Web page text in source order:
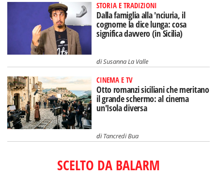
STORIA E TRADIZIONI
Dalla famiglia alla 'nciuria, il
cognome la dice lunga: cosa
significa davvero (in Sicilia)
diSusanna La Valle
CINEMA E TV
Otto romanzi siciliani che meritano
il grande schermo: al cinema
un'Isola diversa
diTancredi Bua
SCELTO DA BALARM